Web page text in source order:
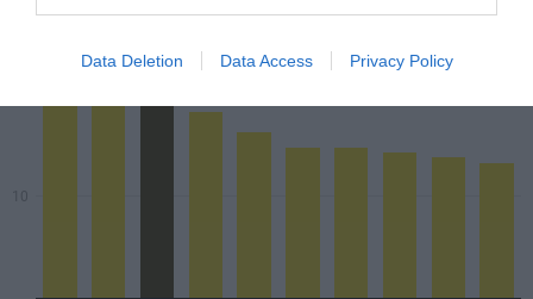
Data Deletion Data Access Privacy Policy